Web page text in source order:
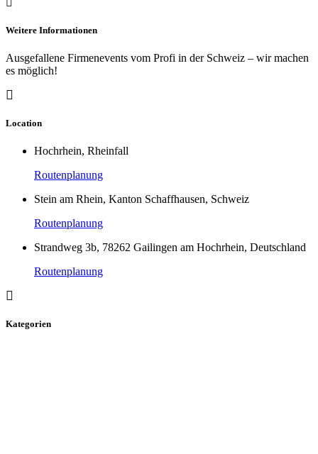
Weitere Informationen
Ausgefallene Firmenevents vom Profi in der Schweiz – wir machen
es möglich!
Location
Hochrhein, Rheinfall
Routenplanung
Stein am Rhein, Kanton Schaffhausen, Schweiz
Routenplanung
Strandweg 3b, 78262 Gailingen am Hochrhein, Deutschland
Routenplanung
Kategorien